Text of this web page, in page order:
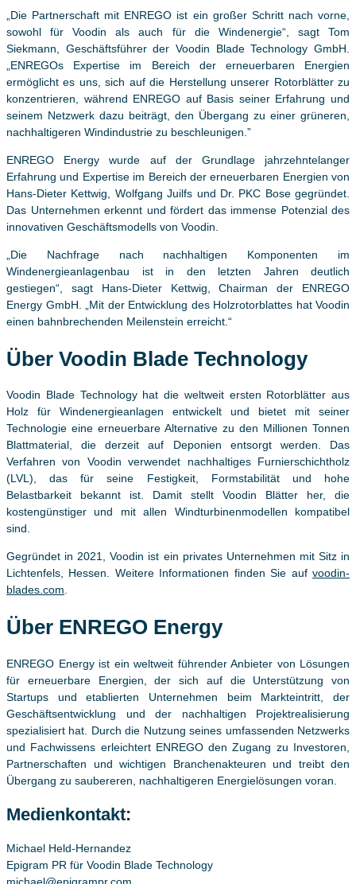
„Die Partnerschaft mit ENREGO ist ein großer Schritt nach vorne,
sowohl für Voodin als auch für die Windenergie“, sagt Tom
Siekmann, Geschäftsführer der Voodin Blade Technology GmbH.
„ENREGOs Expertise im Bereich der erneuerbaren Energien
ermöglicht es uns, sich auf die Herstellung unserer Rotorblätter zu
konzentrieren, während ENREGO auf Basis seiner Erfahrung und
seinem Netzwerk dazu beiträgt, den Übergang zu einer grüneren,
nachhaltigeren Windindustrie zu beschleunigen.”
ENREGO Energy wurde auf der Grundlage jahrzehntelanger
Erfahrung und Expertise im Bereich der erneuerbaren Energien von
Hans-Dieter Kettwig, Wolfgang Juilfs und Dr. PKC Bose gegründet.
Das Unternehmen erkennt und fördert das immense Potenzial des
innovativen Geschäftsmodells von Voodin.
„Die Nachfrage nach nachhaltigen Komponenten im
Windenergieanlagenbau ist in den letzten Jahren deutlich
gestiegen“, sagt Hans-Dieter Kettwig, Chairman der ENREGO
Energy GmbH. „Mit der Entwicklung des Holzrotorblattes hat Voodin
einen bahnbrechenden Meilenstein erreicht.“
Über Voodin Blade Technology
Voodin Blade Technology hat die weltweit ersten Rotorblätter aus
Holz für Windenergieanlagen entwickelt und bietet mit seiner
Technologie eine erneuerbare Alternative zu den Millionen Tonnen
Blattmaterial, die derzeit auf Deponien entsorgt werden. Das
Verfahren von Voodin verwendet nachhaltiges Furnierschichtholz
(LVL), das für seine Festigkeit, Formstabilität und hohe
Belastbarkeit bekannt ist. Damit stellt Voodin Blätter her, die
kostengünstiger und mit allen Windturbinenmodellen kompatibel
sind.
Gegründet in 2021, Voodin ist ein privates Unternehmen mit Sitz in
Lichtenfels, Hessen. Weitere Informationen finden Sie auf voodin-
blades.com.
Über ENREGO Energy
ENREGO Energy ist ein weltweit führender Anbieter von Lösungen
für erneuerbare Energien, der sich auf die Unterstützung von
Startups und etablierten Unternehmen beim Markteintritt, der
Geschäftsentwicklung und der nachhaltigen Projektrealisierung
spezialisiert hat. Durch die Nutzung seines umfassenden Netzwerks
und Fachwissens erleichtert ENREGO den Zugang zu Investoren,
Partnerschaften und wichtigen Branchenakteuren und treibt den
Übergang zu saubereren, nachhaltigeren Energielösungen voran.
Medienkontakt:
Michael Held-Hernandez
Epigram PR für Voodin Blade Technology
michael@epigrampr.com